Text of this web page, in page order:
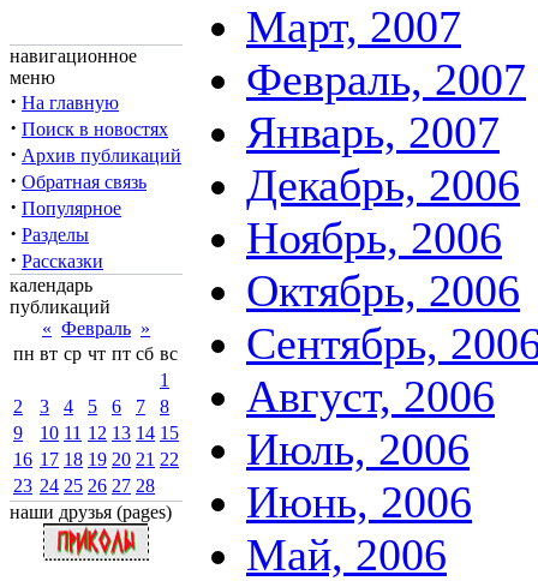
навигационное
меню
· На главную
· Поиск в новостях
· Архив публикаций
· Обратная связь
· Популярное
· Разделы
· Рассказки
календарь
публикаций
« Февраль »
пн вт ср чт пт сб вс
1
2
3 4 5 6 7
8
9
10 11 12 13 14 15
16 17 18 19 20 21 22
23 24 25 26 27 28
наши друзья (pages)
Март, 2007
Февраль, 2007
Январь, 2007
Декабрь, 2006
Ноябрь, 2006
Октябрь, 2006
Сентябрь,
Август, 2006
Июль, 2006
Июнь, 2006
Май, 2006